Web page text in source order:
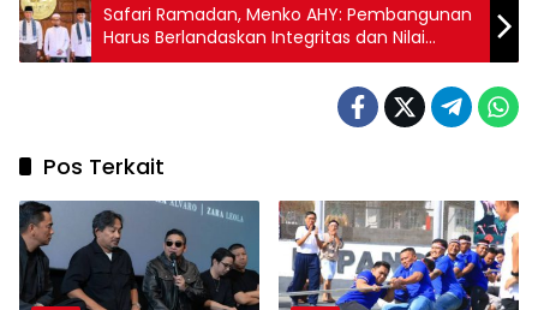
Safari Ramadan, Menko AHY: Pembangunan
Harus Berlandaskan Integritas dan Nilai
Karakter
Pos Terkait